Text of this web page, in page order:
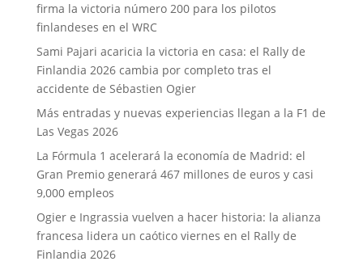
firma la victoria número 200 para los pilotos
finlandeses en el WRC
Sami Pajari acaricia la victoria en casa: el Rally de
Finlandia 2026 cambia por completo tras el
accidente de Sébastien Ogier
Más entradas y nuevas experiencias llegan a la F1 de
Las Vegas 2026
La Fórmula 1 acelerará la economía de Madrid: el
Gran Premio generará 467 millones de euros y casi
9,000 empleos
Ogier e Ingrassia vuelven a hacer historia: la alianza
francesa lidera un caótico viernes en el Rally de
Finlandia 2026